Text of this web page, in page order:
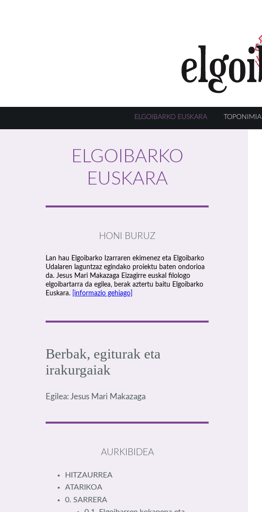
ELGOIBARKO EUSKARA TOPONIMIA
ELGOIBARKO
EUSKARA
HONI BURUZ
Lan hau Elgoibarko Izarraren ekimenez eta Elgoibarko
Udalaren laguntzaz egindako proiektu baten ondorioa
da. Jesus Mari Makazaga Eizagirre euskal filologo
elgoibartarra da egilea, berak aztertu baitu Elgoibarko
Euskara. [informazio gehiago]
Berbak, egiturak eta
irakurgaiak
Egilea: Jesus Mari Makazaga
AURKIBIDEA
HITZAURREA
ATARIKOA
0. SARRERA